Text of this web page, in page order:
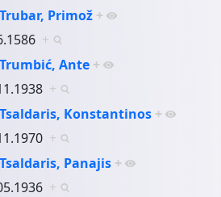
Primož +
+
Ante +
+
Konstantinos +
+
Panajis +
+